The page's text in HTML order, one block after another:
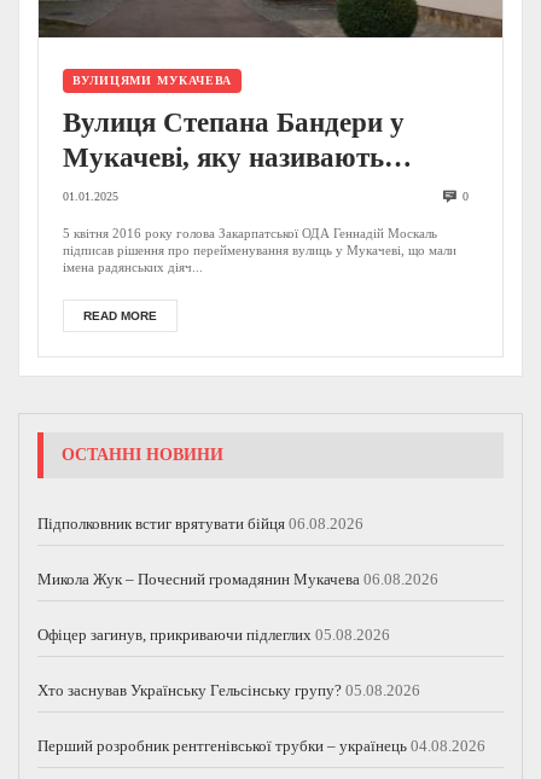
ВУЛИЦЯМИ МУКАЧЕВА
Вулиця Степана Бандери у
Мукачеві, яку називають
Ярослава Галана: чому так
сталося
01.01.2025 0
5 квітня 2016 року голова Закарпатської ОДА Геннадій Москаль
підписав рішення про перейменування вулиць у Мукачеві, що мали
імена радянських діяч...
READ MORE
ОСТАННІ НОВИНИ
Підполковник встиг врятувати бійця 06.08.2026
Микола Жук – Почесний громадянин Мукачева 06.08.2026
Офіцер загинув, прикриваючи підлеглих 05.08.2026
Хто заснував Українську Гельсінську групу? 05.08.2026
Перший розробник рентгенівської трубки – українець 04.08.2026